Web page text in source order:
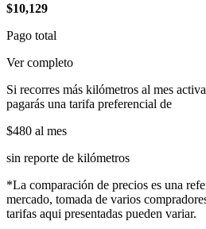
$10,129
Pago total
Ver completo
Si recorres más kilómetros al mes
pagarás una tarifa preferencial de
$480 al mes
sin reporte de kilómetros
*La comparación de precios es una
mercado, tomada de varios
tarifas aqui presentadas pueden variar.